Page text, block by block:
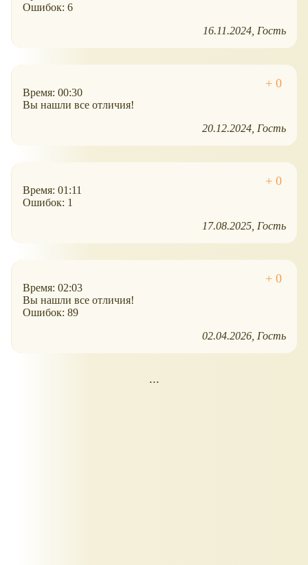
Ошибок: 6
16.11.2024 Гость
Время: 00:30
Вы нашли все отличия!
20.12.2024 Гость
Время: 01:11
Ошибок: 1
17.08.2025 Гость
Время: 02:03
Вы нашли все отличия!
Ошибок: 89
02.04.2026 Гость
...